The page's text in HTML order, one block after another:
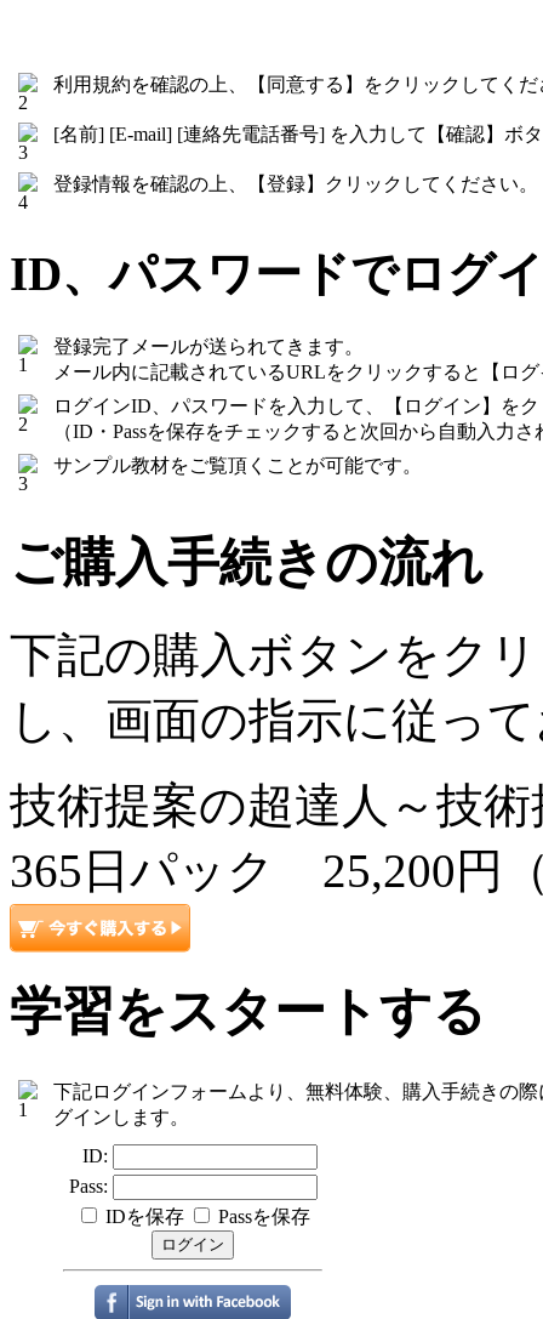
利用規約を確認の上、【同意する】をクリックしてくだ
[名前] [E-mail] [連絡先電話番号] を入力して【確認】ボ
登録情報を確認の上、【登録】クリックしてください。
ID、パスワードでログ
登録完了メールが送られてきます。
メール内に記載されているURLをクリックすると【ロ
ログインID、パスワードを入力して、【ログイン】を
（ID・Passを保存をチェックすると次回から自動入力さ
サンプル教材をご覧頂くことが可能です。
ご購入手続きの流れ
下記の購入ボタンをク
し、画面の指示に従っ
技術提案の超達人～技
365日パック 25,200円
学習をスタートする
下記ログインフォームより、無料体験、購入手続きの
グインします。